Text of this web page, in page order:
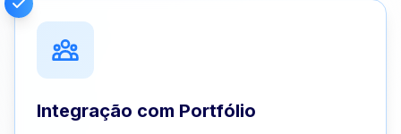
Integração com Portfólio